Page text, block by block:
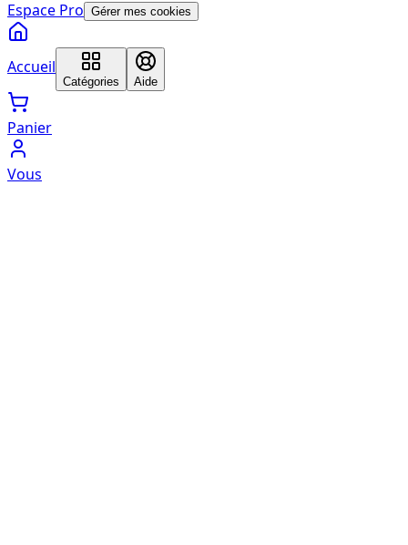
Espace Pro Gérer mes cookies
Accueil
Catégories Aide
Panier
Vous